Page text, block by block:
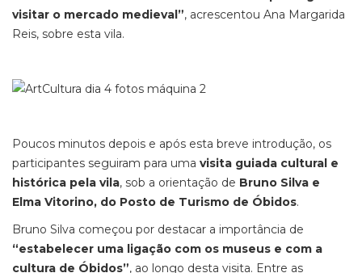
visitar o mercado medieval”, acrescentou Ana Margarida
Reis, sobre esta vila.
Poucos minutos depois e após esta breve introdução, os
participantes seguiram para uma visita guiada cultural e
histórica pela vila, sob a orientação de Bruno Silva e
Elma Vitorino, do Posto de Turismo de Óbidos.
Bruno Silva começou por destacar a importância de
“estabelecer uma ligação com os museus e com a
cultura de Óbidos”, ao longo desta visita. Entre as